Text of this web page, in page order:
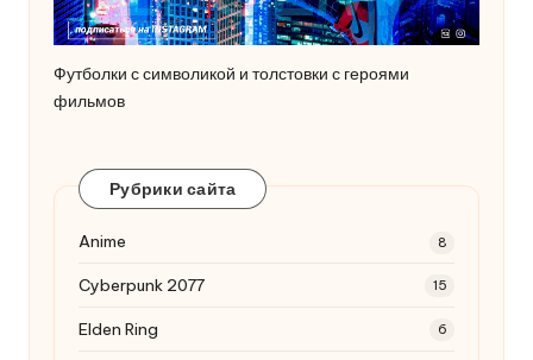
Футболки с символикой и толстовки с героями
фильмов
Рубрики сайта
Anime 8
Cyberpunk 2077 15
Elden Ring 6